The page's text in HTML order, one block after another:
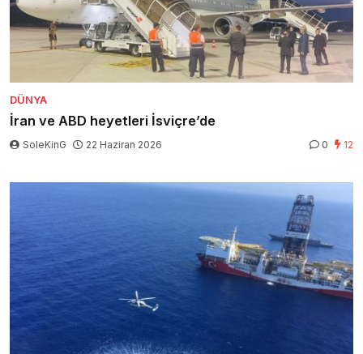
DÜNYA
İran ve ABD heyetleri İsviçre’de
SoleKinG 22 Haziran 2026 0 12